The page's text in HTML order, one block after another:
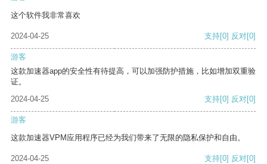
这个软件我非常喜欢
2024-04-25 支持[0] 反对[0]
游客
这款加速器app的安全性有待提高，可以加强防护措施，比如增加双重验
证。
2024-04-25
支持[0] 反对[0]
游客
这款加速器VPM应用程序已经为我们带来了无限的隐私保护和自由。
2024-04-25 支持[0] 反对[0]